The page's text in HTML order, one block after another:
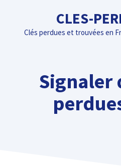
contenu
CLES-
Clés perdues et trouvées en
Signaler